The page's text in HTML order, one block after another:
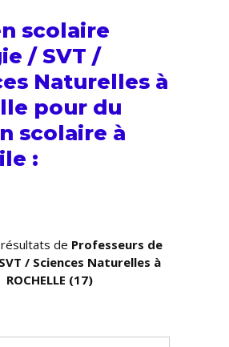
scolaire
/ SVT /
Naturelles à
pour du
scolaire à
:
de Professeurs de
/ Sciences Naturelles à
ROCHELLE (17)